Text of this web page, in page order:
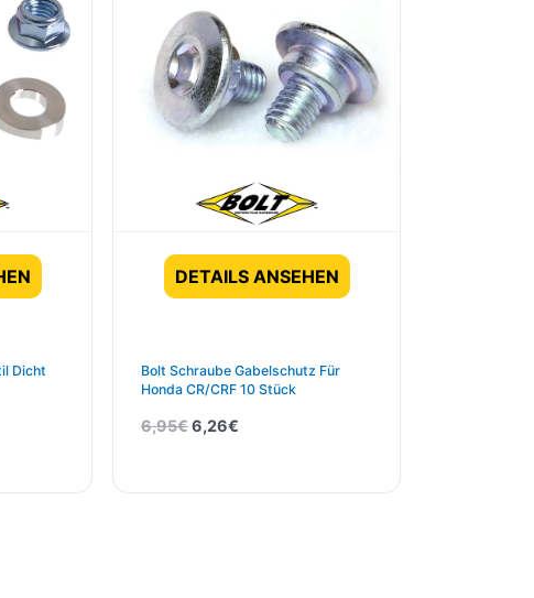
Dicht
DETAILS ANSEHEN
Bolt Schraube Gabelschutz Für
Honda CR/CRF 10 Stück
6,95€6,26€